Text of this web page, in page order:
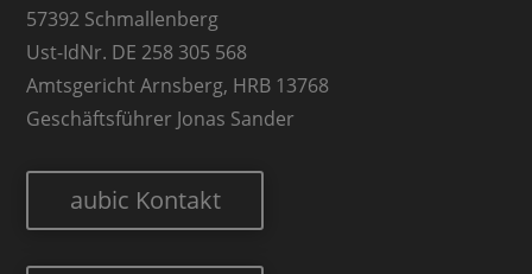
57392 Schmallenberg
Ust-IdNr. DE 258 305 568
Amtsgericht Arnsberg, HRB 13768
Geschäftsführer Jonas Sander
aubic Kontakt